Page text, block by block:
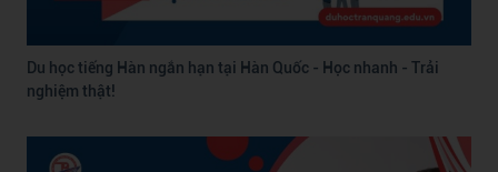
Du học tiếng Hàn ngắn hạn tại Hàn Quốc - Học nhanh - Trải
nghiệm thật!